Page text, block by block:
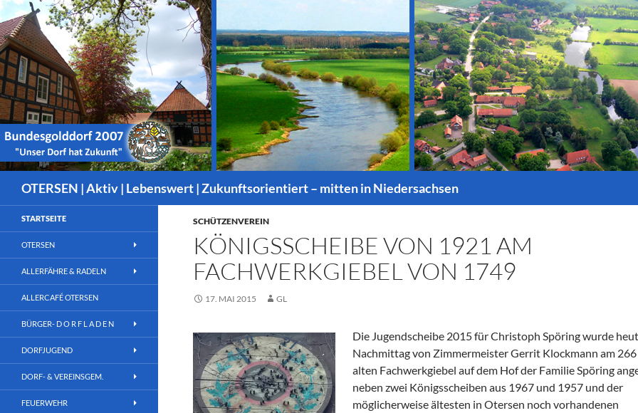
OTERSEN | Aktiv | Lebenswert | Zukunftsorientiert – mitten in Niedersachsen
SCHÜTZENVEREIN
KÖNIGSSCHEIBE VON 1921 AM
FACHWERKGIEBEL VON 1749
17. MAI 2015 GL
Die Jugendscheibe 2015 für Christoph Spöring wurde
Nachmittag von Zimmermeister Gerrit Klockmann am 266
alten Fachwerkgiebel auf dem Hof der Familie Spöring
neben zwei Königsscheiben aus 1967 und 1957 und der
möglicherweise ältesten in Otersen noch vorhandenen
STARTSEITE
OTERSEN
ALLERFÄHRE & RADELN
ALLERCAFÉ OTERSEN
BÜRGER- D O R F L A D E N
DORFJUGEND
DORF- & VEREINSGEM.
FEUERWEHR